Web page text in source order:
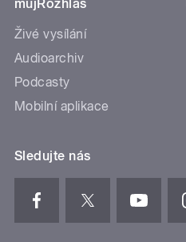
mujRozhlas
Živé vysílání
Audioarchiv
Podcasty
Mobilní aplikace
Sledujte nás